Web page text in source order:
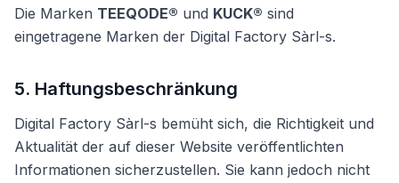
Die Marken TEEQODE® und KUCK® sind
eingetragene Marken der Digital Factory Sàrl-s.
5. Haftungsbeschränkung
Digital Factory Sàrl-s bemüht sich, die Richtigkeit und
Aktualität der auf dieser Website veröffentlichten
Informationen sicherzustellen. Sie kann jedoch nicht